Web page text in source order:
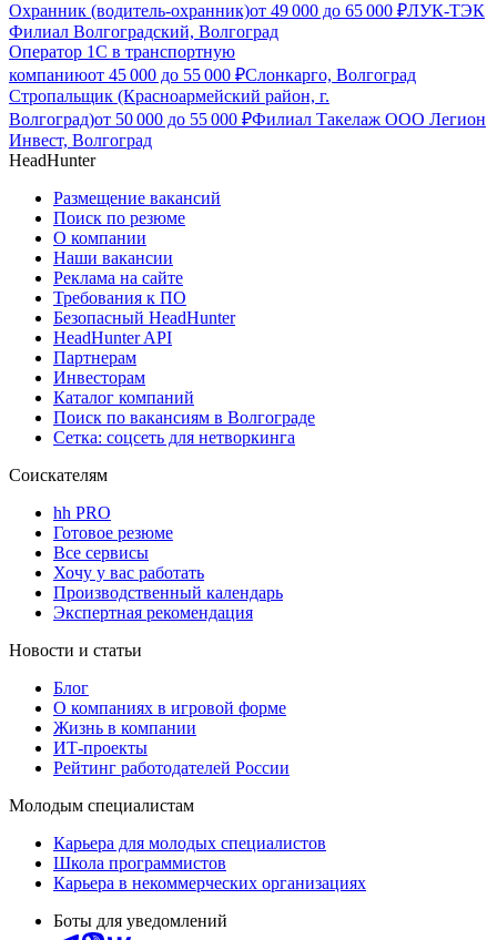
Охранник (водитель-охранник)от 49 000 до 65 000 ₽ЛУК-ТЭК
Филиал Волгоградский, Волгоград
Оператор 1С в транспортную
компаниюот 45 000 до 55 000 ₽Слонкарго, Волгоград
Стропальщик (Красноармейский район, г.
Волгоград)от 50 000 до 55 000 ₽Филиал Такелаж ООО Легион
Инвест, Волгоград
HeadHunter
Размещение вакансий
Поиск по резюме
О компании
Наши вакансии
Реклама на сайте
Требования к ПО
Безопасный HeadHunter
HeadHunter API
Партнерам
Инвесторам
Каталог компаний
Поиск по вакансиям в Волгограде
Сетка: соцсеть для нетворкинга
Соискателям
hh PRO
Готовое резюме
Все сервисы
Хочу у вас работать
Производственный календарь
Экспертная рекомендация
Новости и статьи
Блог
О компаниях в игровой форме
Жизнь в компании
ИТ-проекты
Рейтинг работодателей России
Молодым специалистам
Карьера для молодых специалистов
Школа программистов
Карьера в некоммерческих организациях
Боты для уведомлений